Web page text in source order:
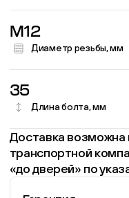
M12
Диаметр резьбы, мм
35
Длина болта, мм
Доставка возможна
транспортной
«до дверей» по